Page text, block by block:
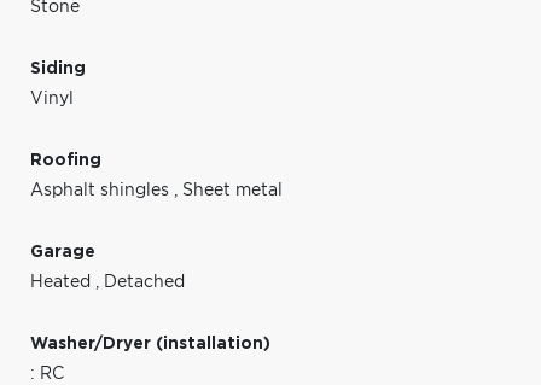
Stone
Siding
Vinyl
Roofing
Asphalt shingles , Sheet metal
Garage
Heated , Detached
Washer/Dryer (installation)
: RC